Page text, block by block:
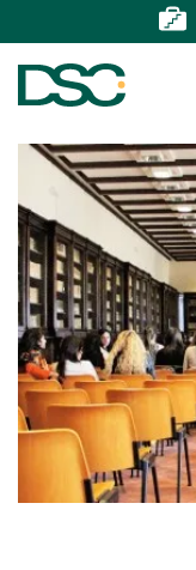
ÜBER
TEAM
NEWS